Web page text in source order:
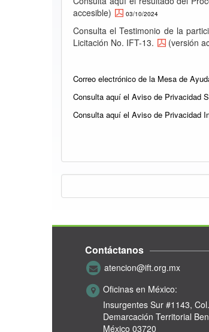
accesible)
03/10/2024
Consulta el Testimonio de la
Licitación No. IFT-13.
(versión
Correo electrónico de la Mesa de
Consulta aquí el Aviso de Privacidad
Consulta aquí el Aviso de Privacidad
Contáctanos
atencion@ift.org.mx
Oficinas en México:
Insurgentes Sur #1143,
Demarcación Territorial
México 03720